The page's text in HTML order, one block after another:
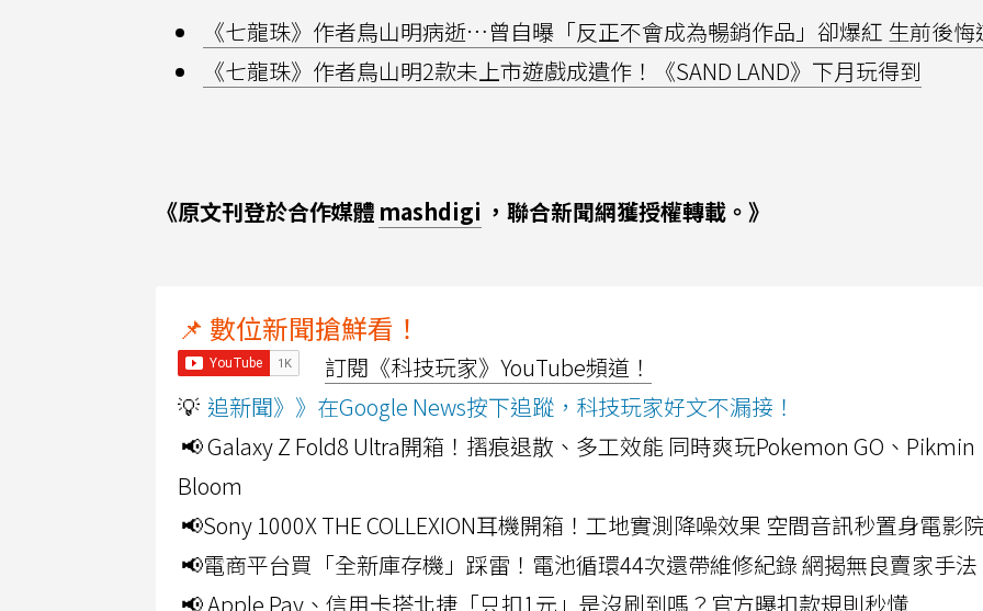
《七龍珠》作者鳥山明病逝…曾自曝「反正不會成為暢銷作品」卻爆紅 生前後悔
《七龍珠》作者鳥山明2款未上市遊戲成遺作！《SAND LAND》下月玩得到
《原文刊登於合作媒體 mashdigi ，聯合新聞網獲授權轉載。》
📌 數位新聞搶鮮看！
訂閱《科技玩家》YouTube頻道！
💡 追新聞》》在Google News按下追蹤，科技玩家好文不漏接！
📢 Galaxy Z Fold8 Ultra開箱！摺痕退散、多工效能 同時爽玩Pokemon GO、Pikmin
Bloom
📢Sony 1000X THE COLLEXION耳機開箱！工地實測降噪效果 空間音訊秒置身電影
📢電商平台買「全新庫存機」踩雷！電池循環44次還帶維修紀錄 網揭無良賣家手法
📢 Apple Pay、信用卡搭北捷「只扣1元」是沒刷到嗎？官方曝扣款規則秒懂